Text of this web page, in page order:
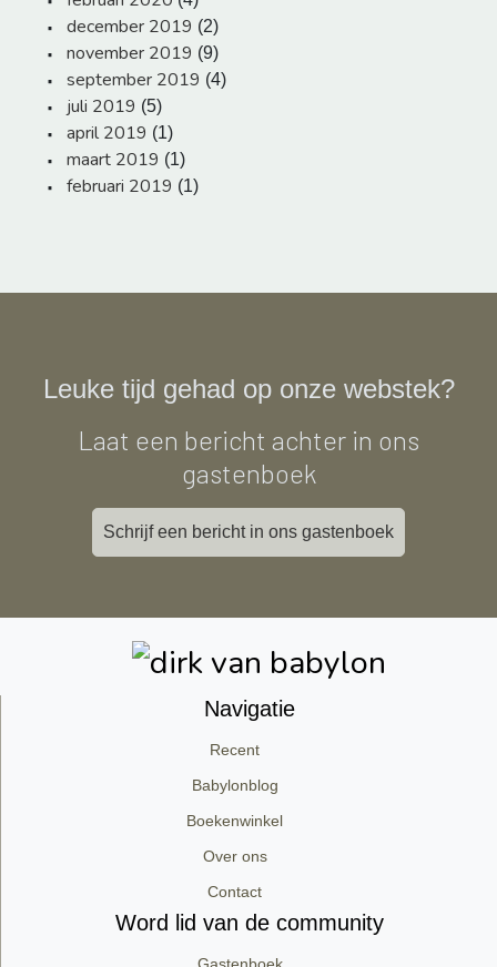
december 2019 (2)
november 2019 (9)
september 2019 (4)
juli 2019 (5)
april 2019 (1)
maart 2019 (1)
februari 2019 (1)
Leuke tijd gehad op onze webstek?
Laat een bericht achter in ons
gastenboek
Schrijf een bericht in ons gastenboek
Navigatie
Recent
Babylonblog
Boekenwinkel
Over ons
Contact
Word lid van de community